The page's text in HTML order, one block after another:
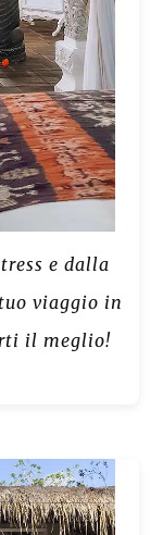
e dalla
viaggio in
il meglio!